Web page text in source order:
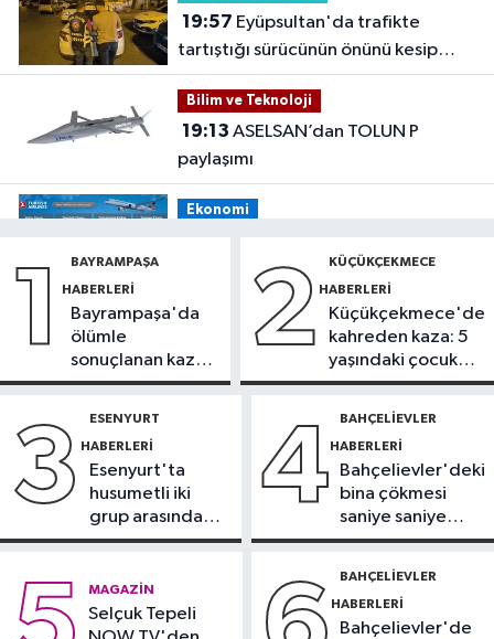
19:57
tartıştığı sürücünün önünü kesip
tehdit eden saldırgana 180 bin lira
ceza
Bilim ve Teknoloji
19:13
paylaşımı
Ekonomi
milyon yolcu taşıdı
Bilim ve Teknoloji
yeni nesil uydulara taşınıyor
taşınacak
komisyonda
1 BAYRAMPAŞA
HABERLERI
Bayrampaşa'da
ölümle
sonuçlanan kaza:
Sürücü
2 KÜÇÜKÇEKMECE
HABERLERI
Küçükçekmece'de
kahreden kaza: 5
yaşındaki çocuk
yoğun bakımda
3 ESENYURT
HABERLERI
Esenyurt'ta
husumetli iki
grup arasında
silahlı kavga
4 BAHÇELIEVLER
HABERLERI
Bahçelievler'deki
bina çökmesi
saniye saniye
görüntülendi
MAGAZIN
Selçuk Tepeli
BAHÇELIEVLER
HABERLERI
Bahçelievler'de